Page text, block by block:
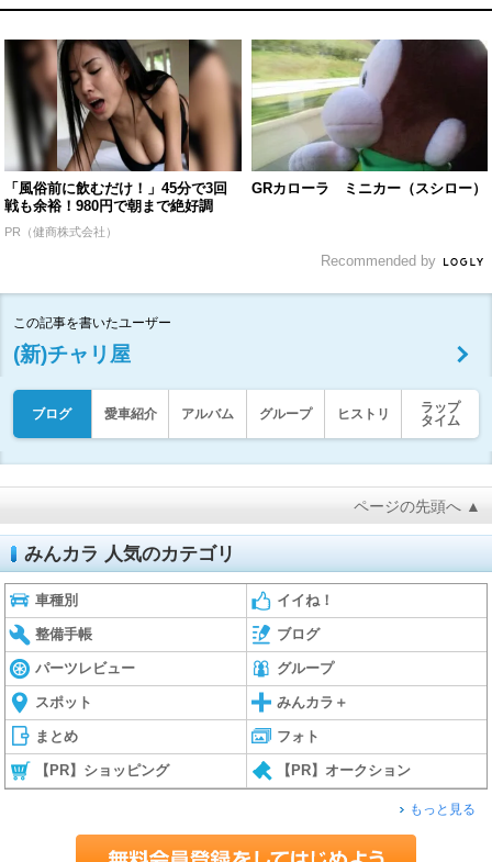
「風俗前に飲むだけ！」45分で3回
戦も余裕！980円で朝まで絶好調
PR（健商株式会社）
GRカローラ ミニカー（スシロー）
Recommended by
この記事を書いたユーザー
(新)チャリ屋
ブログ 愛車紹介 アルバム グループ ヒストリ
ラップ
タイム
ページの先頭へ ▲
みんカラ 人気のカテゴリ
車種別 イイね！
整備手帳 ブログ
パーツレビュー グループ
スポット みんカラ＋
まとめ フォト
【PR】ショッピング 【PR】オークション
もっと見る